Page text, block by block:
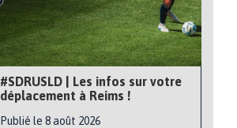
#SDRUSLD | Les infos sur votre
déplacement à Reims !
Publié le 8 août 2026